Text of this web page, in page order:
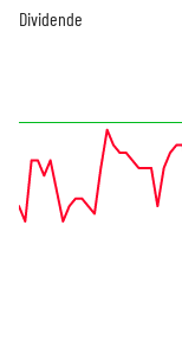
Dividende